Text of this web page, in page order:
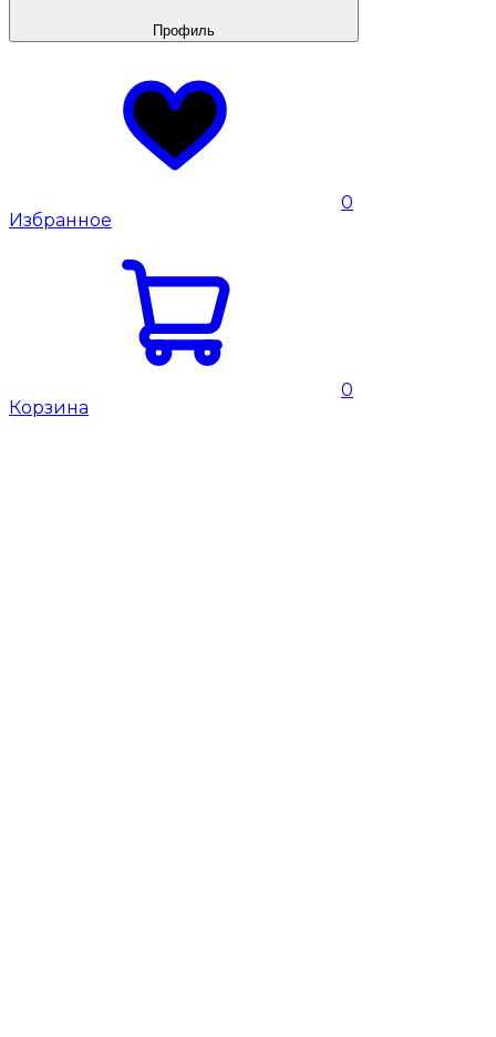
Профиль
0
Избранное
0
Корзина